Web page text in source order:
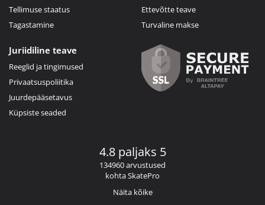
Tellimuse staatus
Tagastamine
Ettevõtte teave
Turvaline makse
Juriidiline teave
Reeglid ja tingimused
Privaatsuspoliitika
Juurdepääsetavus
Küpsiste seaded
4.8 paljaks 5
134960 arvustused
kohta SkatePro
Näita kõike